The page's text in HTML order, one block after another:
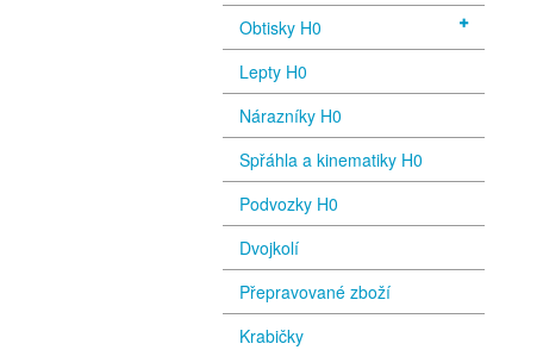
Obtisky H0
Lepty H0
Nárazníky H0
Spřáhla a kinematiky H0
Podvozky H0
Dvojkolí
Přepravované zboží
Krabičky